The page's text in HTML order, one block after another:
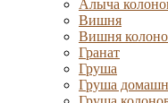
Алыча
Вишня
Вишня
Гранат
Груша
Груша